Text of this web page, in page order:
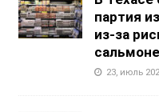
партия
из-за
23, июль